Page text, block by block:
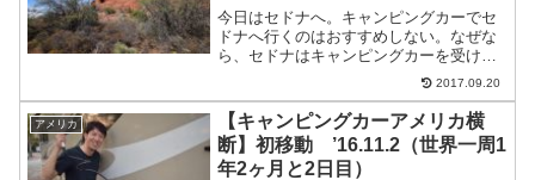
月と12日目）
今日はセドナへ。キャンピングカーでセ
ドナへ行くのはおすすめしない。なぜな
ら、セドナはキャンピングカーを受け入
れる駐車場がないから。どこに行っても
駐車できる場所がなく、四苦八苦した。
結局寄れたのはビジターセンターとエア
ポートメーサのみ。近くで...
2017.09.20
アメリカ
【キャンピングカーアメリカ横
断】初移動 ’16.11.2（世界一周1
年2ヶ月と2日目）